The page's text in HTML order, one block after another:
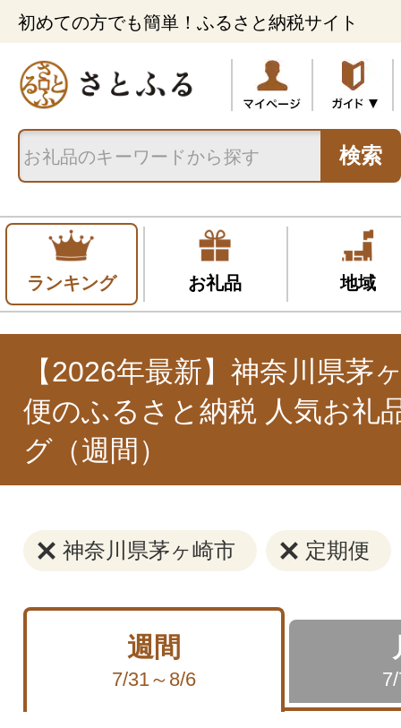
初めての方でも簡単！ふるさと納税サイト
検索
ランキング お礼品 地域
【2026年最新】神奈川県茅
便のふるさと納税 人気お礼
グ（週間）
神奈川県茅ヶ崎市 定期便
週間
7/31～8/6